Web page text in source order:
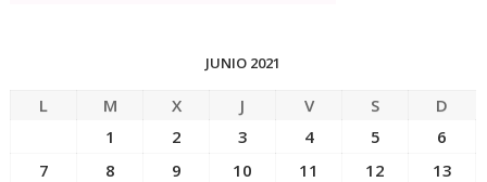
JUNIO 2021
L M X J V S
D
1
2 3 4 5
6
7
8 9 10 11 12
13